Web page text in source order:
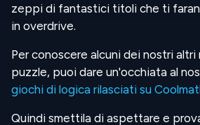
zeppi di fantastici titoli che ti
in overdrive.
Per conoscere alcuni dei nostri
puzzle, puoi dare un'occhiata al
giochi di logica rilasciati su
Quindi smettila di aspettare e